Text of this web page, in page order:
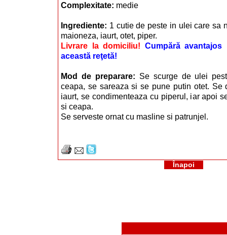
Complexitate: medie
Ingrediente: 1 cutie de peste in ulei care sa
maioneza, iaurt, otet, piper.
Livrare la domiciliu! Cumpără avantajos
această reţetă!
Mod de preparare: Se scurge de ulei
ceapa, se sareaza si se pune putin otet. Se
iaurt, se condimenteaza cu piperul, iar apoi
si ceapa.
Se serveste ornat cu masline si patrunjel.
Înapoi